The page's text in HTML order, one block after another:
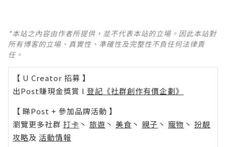
*本站之內容由作者所提供，並不代表本站的立場。因此本站對
所有博客的立場、真實性、準確性及完整性不負任何法律責
任。
【 U Creator 招募 】
出Post賺現金獎賞 l 登記《社群創作有價企劃》
【 睇Post + 參加品牌活動 】
瀏覽更多社群 打卡 丶 旅遊 丶 美食 丶 親子 丶 寵物 丶 扮靚
攻略及 活動情報